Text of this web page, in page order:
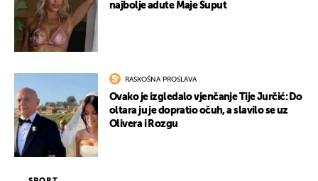
najbolje adute Maje Šuput
RASKOŠNA PROSLAVA
Ovako je izgledalo vjenčanje Tije Jurčić: Do
oltara ju je dopratio očuh, a slavilo se uz
Olivera i Rozgu